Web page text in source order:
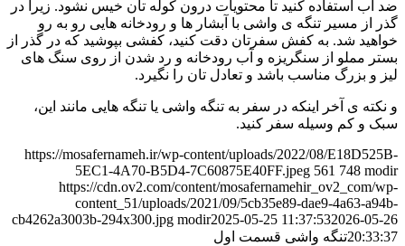
ضد آب استفاده کنید تا محتویات درون کوله تان خیس نشود. زیرا در
گذر از مسیر تنگه ی واشی با آبشار ها و رودخانه هایی رو به رو
خواهید شد. به کفش سفرتان دقت کنید، کفشی بپوشید که در گذر از
بستر مملو از سنگریزه و آب رودخانه و رد شدن از روی سنگ های
لیز و بزرگ مناسب باشد و تعادل تان را نگیرد.
و نکته ی آخر اینکه در سفر به تنگه واشی یا تنگه هایی مانند این،
سبک و کم وسیله سفر کنید.
https://mosafernameh.ir/wp-content/uploads/2022/08/E18D525B-
5EC1-4A70-B5D4-7C60875E40FF.jpeg 561 748 modir
https://cdn.ov2.com/content/mosafernamehir_ov2_com/wp-
content_51/uploads/2021/09/5cb35e89-dae9-4a63-a94b-
cb4262a3003b-294x300.jpg modir2025-05-25 11:37:532026-05-26
20:33:37تنگه واشی قسمت اول